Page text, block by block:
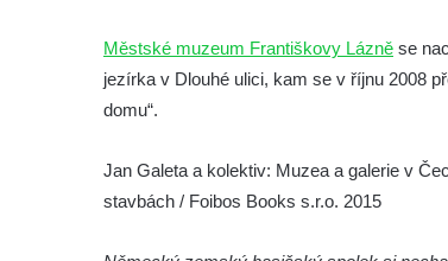
Mattoni muzeum Kyselka
Jan Becher muzeum Karlovy Vary
Muzeum města Ústí nad Labem
Muzeum Dippoldiswalde
Městské muzeum Františkovy Lázně se
jezírka v Dlouhé ulici, kam se v říjnu 2008
domu“.
Jan Galeta a kolektiv: Muzea a galerie v
stavbách / Foibos Books s.r.o. 2015